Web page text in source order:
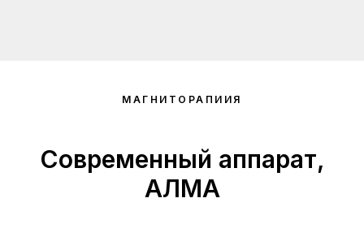
МАГНИТОРАПИИЯ
Современный аппарат,
АЛМА